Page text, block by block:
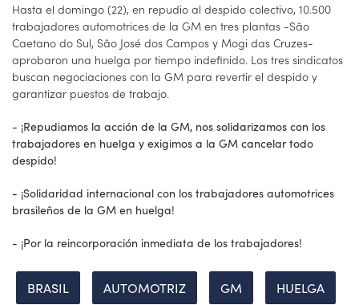
Hasta el domingo (22), en repudio al despido colectivo, 10.500
trabajadores automotrices de la GM en tres plantas -São
Caetano do Sul, São José dos Campos y Mogi das Cruzes-
aprobaron una huelga por tiempo indefinido. Los tres sindicatos
buscan negociaciones con la GM para revertir el despido y
garantizar puestos de trabajo.
- ¡Repudiamos la acción de la GM, nos solidarizamos con los
trabajadores en huelga y exigimos a la GM cancelar todo
despido!
- ¡Solidaridad internacional con los trabajadores automotrices
brasileños de la GM en huelga!
- ¡Por la reincorporación inmediata de los trabajadores!
BRASIL AUTOMOTRIZ GM HUELGA